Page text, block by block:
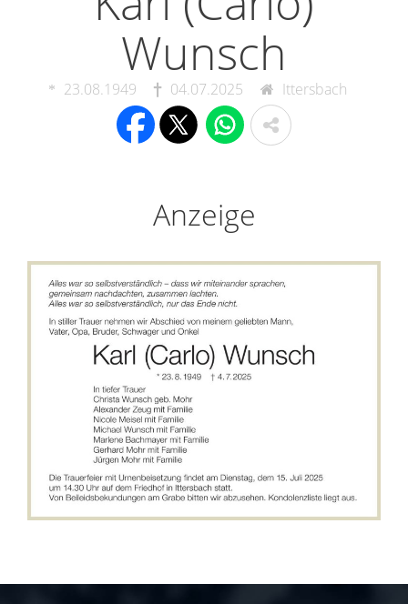
Wunsch
23.08.1949 04.07.2025 Ittersbach
Anzeige